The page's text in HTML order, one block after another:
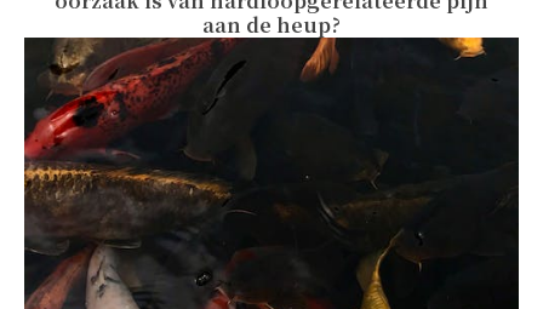
aan de heup?